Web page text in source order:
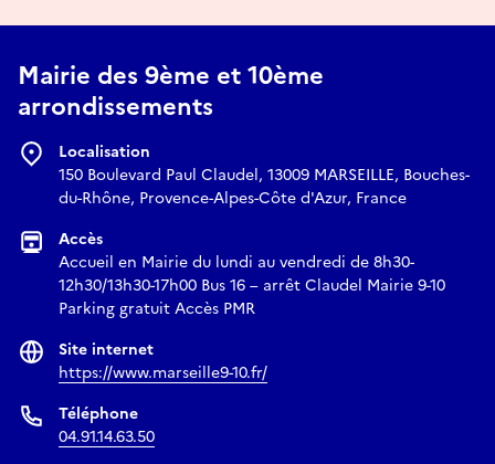
Mairie des 9ème et 10ème
arrondissements
Localisation
150 Boulevard Paul Claudel, 13009 MARSEILLE, Bouches-
du-Rhône, Provence-Alpes-Côte d'Azur, France
Accès
Accueil en Mairie du lundi au vendredi de 8h30-
12h30/13h30-17h00 Bus 16 – arrêt Claudel Mairie 9-10
Parking gratuit Accès PMR
Site internet
https://www.marseille9-10.fr/
Téléphone
04.91.14.63.50